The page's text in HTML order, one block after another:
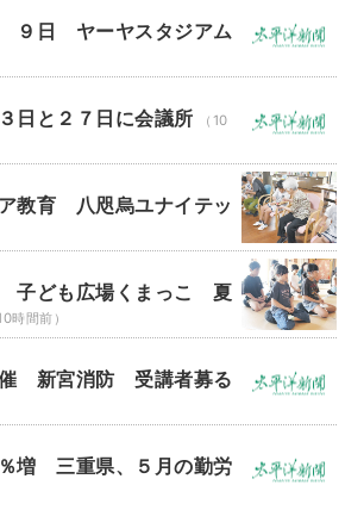
９日 ヤーヤスタジアム
日と２７日に会議所
（10
教育 八咫烏ユナイテッ
子ども広場くまっこ 夏
時間前）
催 新宮消防 受講者募る
増 三重県、５月の勤労